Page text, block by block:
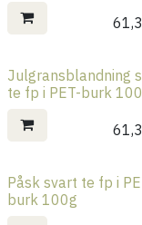
Julgransblandning
te fp i PET-burk
Påsk svart te fp i
burk 100g